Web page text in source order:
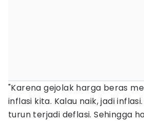
"Karena gejolak harga beras
inflasi kita. Kalau naik, jadi
turun terjadi deflasi. Sehingga